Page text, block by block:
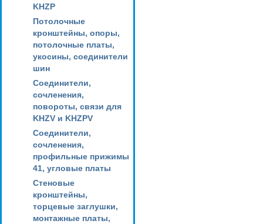
KHZP
Потолочные
кронштейны, опоры,
потолочные платы,
укосины, соединители
шин
Соединители,
сочленения,
повороты, связи для
KHZV и KHZPV
Соединители,
сочленения,
профильные прижимы
41, угловые платы
Стеновые
кронштейны,
торцевые заглушки,
монтажные платы,